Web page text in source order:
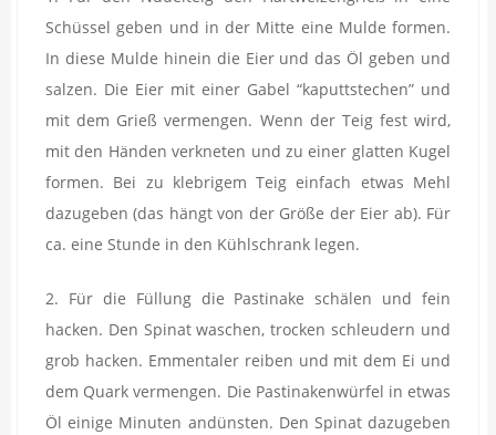
Schüssel geben und in der Mitte eine Mulde formen.
In diese Mulde hinein die Eier und das Öl geben und
salzen. Die Eier mit einer Gabel “kaputtstechen” und
mit dem Grieß vermengen. Wenn der Teig fest wird,
mit den Händen verkneten und zu einer glatten Kugel
formen. Bei zu klebrigem Teig einfach etwas Mehl
dazugeben (das hängt von der Größe der Eier ab). Für
ca. eine Stunde in den Kühlschrank legen.
2. Für die Füllung die Pastinake schälen und fein
hacken. Den Spinat waschen, trocken schleudern und
grob hacken. Emmentaler reiben und mit dem Ei und
dem Quark vermengen. Die Pastinakenwürfel in etwas
Öl einige Minuten andünsten. Den Spinat dazugeben